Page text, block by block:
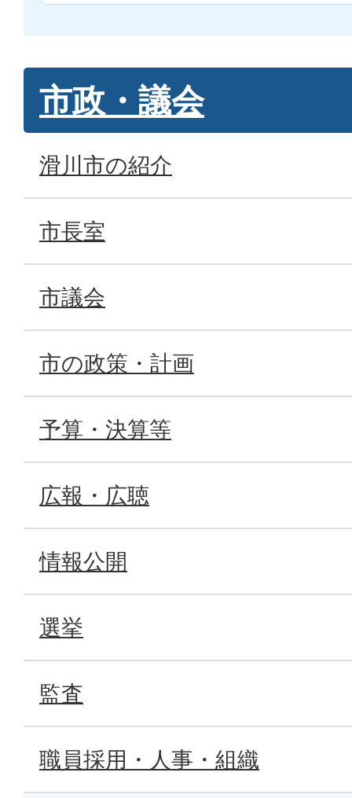
市政・議会
滑川市の紹介
市長室
市議会
市の政策・計画
予算・決算等
広報・広聴
情報公開
選挙
監査
職員採用・人事・組織